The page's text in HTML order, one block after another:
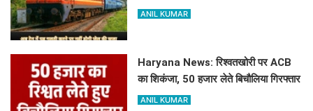
होगी कोई सजा
ANIL KUMAR
Haryana News: रिश्वतखोरी पर ACB
का शिकंजा, 50 हजार लेते बिचौलिया गिरफ्तार
ANIL KUMAR